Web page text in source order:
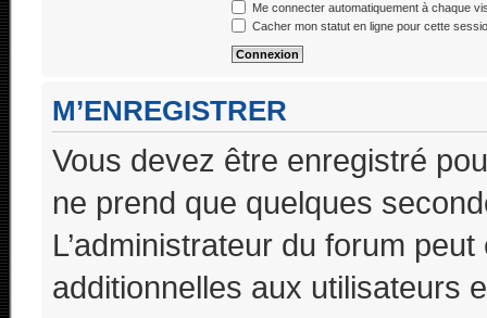
Me connecter automatiquement à chaque
Cacher mon statut en ligne pour cette
M’ENREGISTRER
Vous devez être enregistré
ne prend que quelques
L’administrateur du forum
additionnelles aux utilisateurs